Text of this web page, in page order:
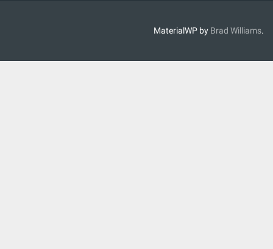
MaterialWP by Brad Williams.